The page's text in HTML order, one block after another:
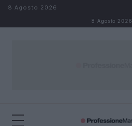
Salta al contenuto
8 Agosto 2026
8 Agosto 2026